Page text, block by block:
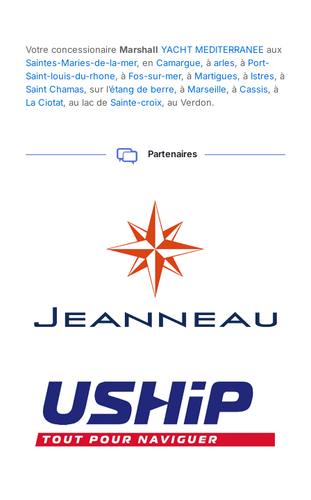
Votre concessionaire Marshall YACHT MEDITERRANEE aux
Saintes-Maries-de-la-mer, en Camargue, à arles, à Port-
Saint-louis-du-rhone, à Fos-sur-mer, à Martigues, à Istres, à
Saint Chamas, sur l’étang de berre, à Marseille, à Cassis, à
La Ciotat, au lac de Sainte-croix, au Verdon.
Partenaires